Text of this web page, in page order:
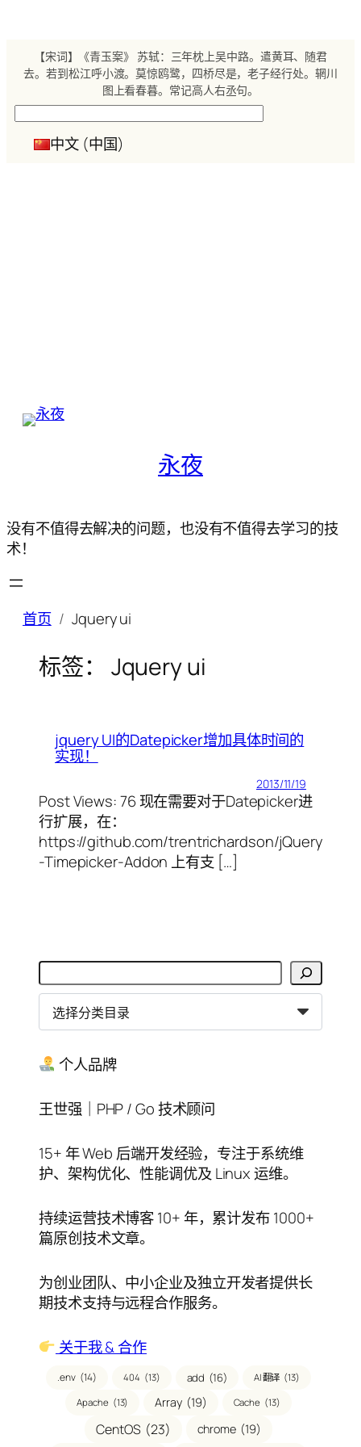
【宋词】《青玉案》 苏轼：三年枕上吴中路。遣黄耳、随君
去。若到松江呼小渡。莫惊鸥鹭，四桥尽是，老子经行处。辋川
图上看春暮。常记高人右丞句。
中文 (中国)
永夜
没有不值得去解决的问题，也没有不值得去学习的技
术！
首页 Jquery ui
标签： Jquery ui
jquery UI的Datepicker增加具体时间的
实现！
2013/11/19
Post Views: 76 现在需要对于Datepicker进
行扩展，在：
https://github.com/trentrichardson/jQuery
-Timepicker-Addon 上有支 […]
搜
索
分
录 个人品牌
王世强｜PHP / Go 技术顾问
15+ 年 Web 后端开发经验，专注于系统维
护、架构优化、性能调优及 Linux 运维。
持续运营技术博客 10+ 年，累计发布 1000+
篇原创技术文章。
为创业团队、中小企业及独立开发者提供长
期技术支持与远程合作服务。
关于我 & 合作
.env (14) 404 (13) add (16) AI 翻译 (13)
Apache (13) Array (19) Cache (13)
CentOS (23) chrome (19)